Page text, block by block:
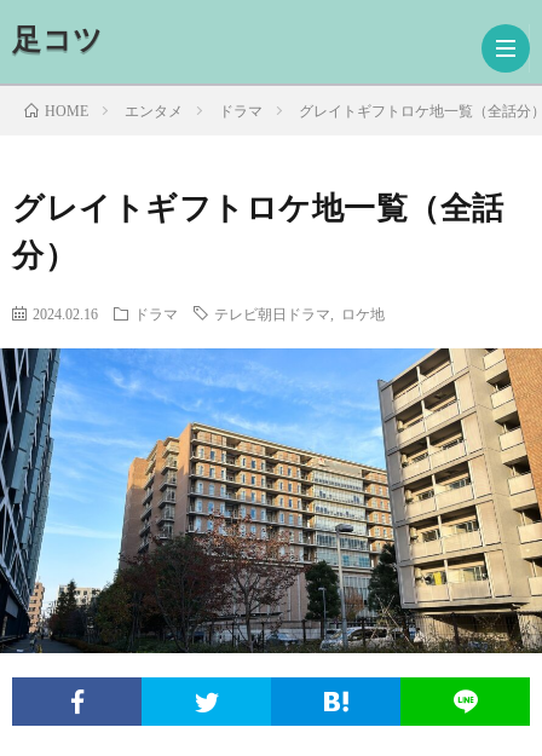
足コツ
マ
画
読
書
プ
ロ
フ
ィ
お
問
い
HOME エンタメ ドラマ グレイトギフトロケ地一覧（全話分
グレイトギフトロケ地一覧（全話
分）
2024.02.16 ドラマ テレビ朝日ドラマ ロケ地